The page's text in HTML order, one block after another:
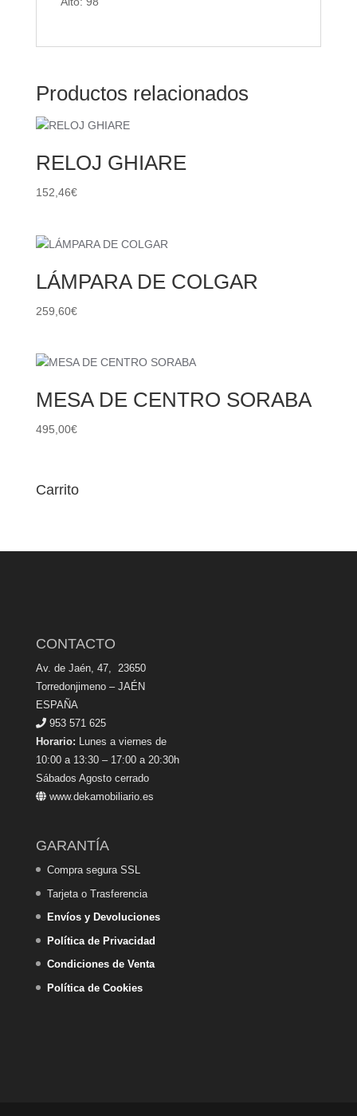
Productos relacionados
RELOJ GHIARE
152,46€
LÁMPARA DE COLGAR
259,60€
MESA DE CENTRO SORABA
495,00€
Carrito
CONTACTO
Av. de Jaén, 47, 23650
Torredonjimeno – JAÉN
ESPAÑA
953 571 625
Horario: Lunes a viernes de
10:00 a 13:30 – 17:00 a 20:30h
Sábados Agosto cerrado
www.dekamobiliario.es
GARANTÍA
Compra segura SSL
Tarjeta o Trasferencia
Envíos y Devoluciones
Política de Privacidad
Condiciones de Venta
Política de Cookies